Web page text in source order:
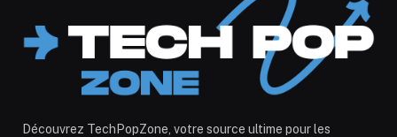
Découvrez TechPopZone, votre source ultime pour les